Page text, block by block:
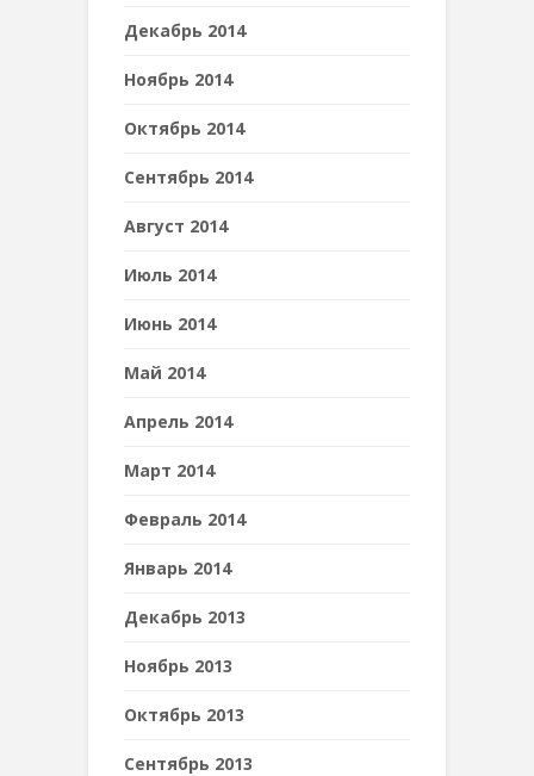
Декабрь 2014
Ноябрь 2014
Октябрь 2014
Сентябрь 2014
Август 2014
Июль 2014
Июнь 2014
Май 2014
Апрель 2014
Март 2014
Февраль 2014
Январь 2014
Декабрь 2013
Ноябрь 2013
Октябрь 2013
Сентябрь 2013